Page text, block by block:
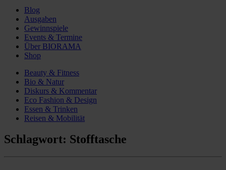
Blog
Ausgaben
Gewinnspiele
Events & Termine
Über BIORAMA
Shop
Beauty & Fitness
Bio & Natur
Diskurs & Kommentar
Eco Fashion & Design
Essen & Trinken
Reisen & Mobilität
Schlagwort: Stofftasche